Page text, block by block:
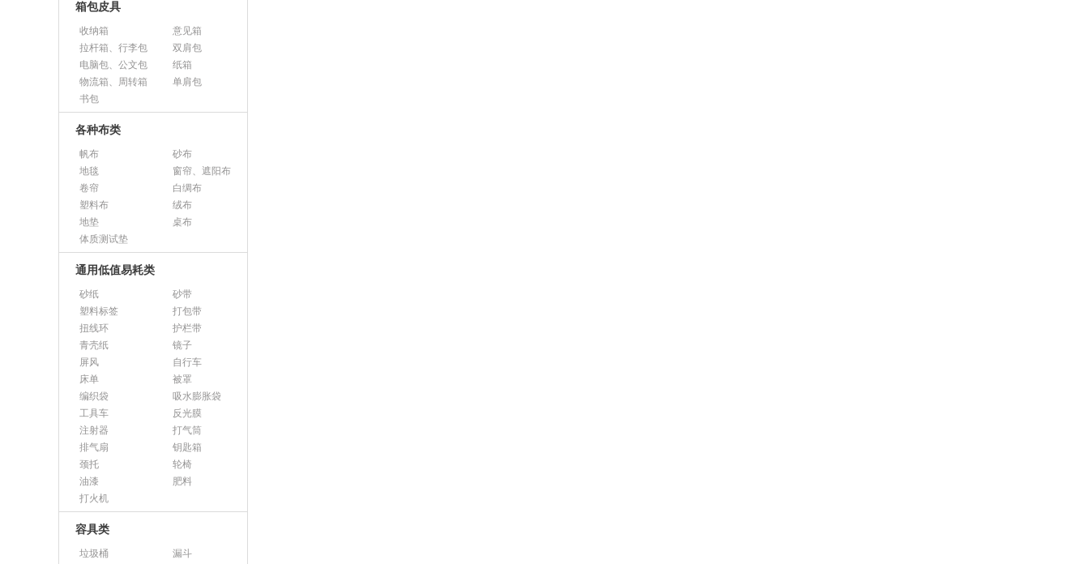
箱包皮具
收纳箱
意见箱
拉杆箱、行李包
双肩包
电脑包、公文包
纸箱
物流箱、周转箱
单肩包
书包
各种布类
帆布
砂布
地毯
窗帘、遮阳布
卷帘
白绸布
塑料布
绒布
地垫
桌布
体质测试垫
通用低值易耗类
砂纸
砂带
塑料标签
打包带
扭线环
护栏带
青壳纸
镜子
屏风
自行车
床单
被罩
编织袋
吸水膨胀袋
工具车
反光膜
注射器
打气筒
排气扇
钥匙箱
颈托
轮椅
油漆
肥料
打火机
容具类
垃圾桶
漏斗